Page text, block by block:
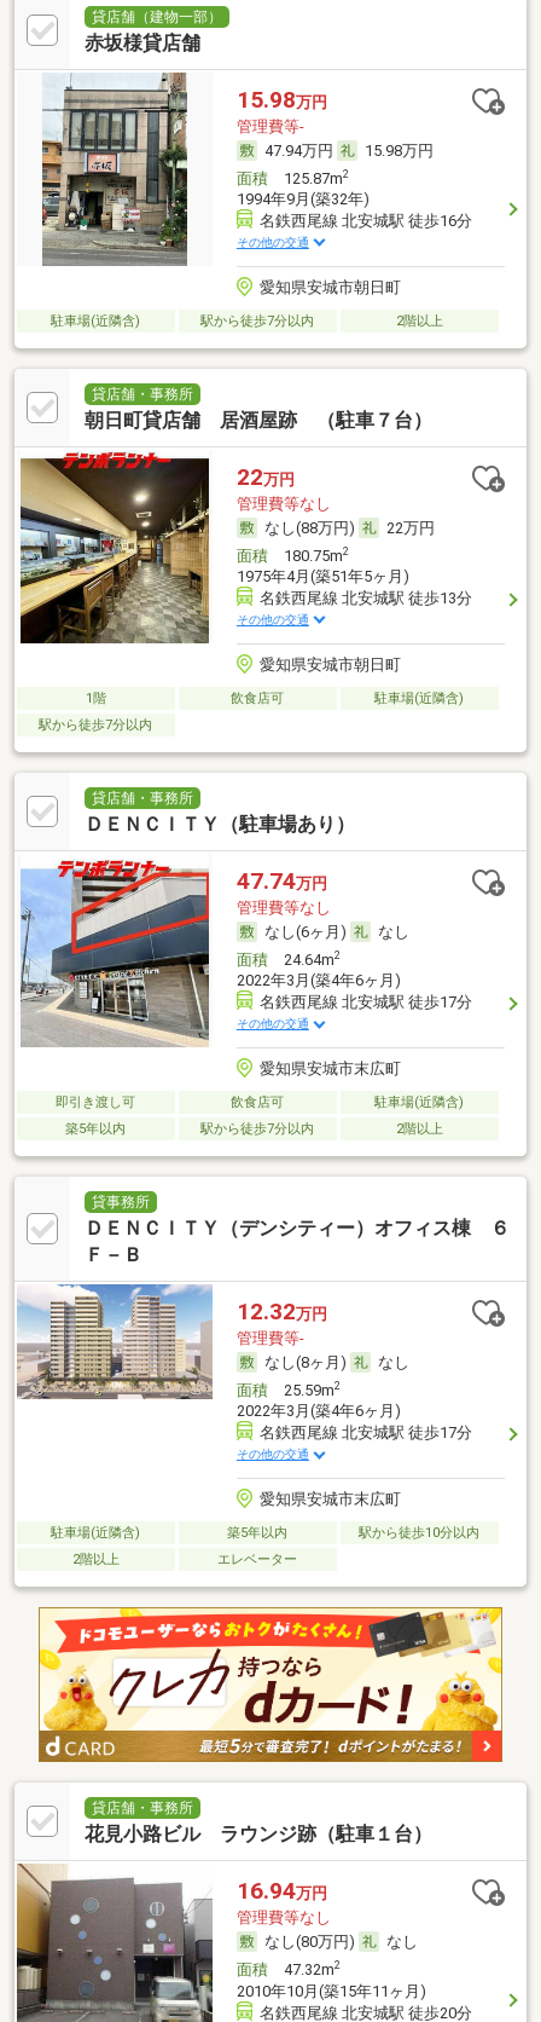
貸店舗（建物一部）
赤坂様貸店舗
15.98万円
管理費等-
47.94万円
15.98万円
面積125.87m2
1994年9月(築32年)
名鉄西尾線 北安城駅 徒歩16分
その他の交通
愛知県安城市朝日町
駐車場(近隣含) 駅から徒歩7分以内 2階以上
貸店舗・事務所
朝日町貸店舗 居酒屋跡 （駐車７台）
22万円
管理費等なし
なし(88万円)
22万円
面積180.75m2
1975年4月(築51年5ヶ月)
名鉄西尾線 北安城駅 徒歩13分
その他の交通
愛知県安城市朝日町
1階 飲食店可
駐車場(近隣含)
駅から徒歩7分以内
貸店舗・事務所
ＤＥＮＣＩＴＹ（駐車場あり）
47.74万円
管理費等なし
なし(6ヶ月)
なし
面積24.64m2
2022年3月(築4年6ヶ月)
名鉄西尾線 北安城駅 徒歩17分
その他の交通
愛知県安城市末広町
即引き渡し可 飲食店可
駐車場(近隣含)
築5年以内
駅から徒歩7分以内 2階以上
貸事務所
ＤＥＮＣＩＴＹ（デンシティー）オフィス棟 ６
Ｆ－Ｂ
12.32万円
管理費等-
なし(8ヶ月)
なし
面積25.59m2
2022年3月(築4年6ヶ月)
名鉄西尾線 北安城駅 徒歩17分
その他の交通
愛知県安城市末広町
駐車場(近隣含) 築5年以内
駅から徒歩10分以内
2階以上
エレベーター
貸店舗・事務所
花見小路ビル ラウンジ跡（駐車１台）
16.94万円
管理費等なし
なし(80万円)
なし
面積47.32m2
2010年10月(築15年11ヶ月)
名鉄西尾線 北安城駅 徒歩20分